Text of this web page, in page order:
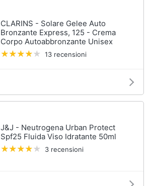
CLARINS - Solare Gelee Auto
Bronzante Express, 125 - Crema
Corpo Autoabbronzante Unisex
13 recensioni
J&J - Neutrogena Urban Protect
Spf25 Fluida Viso Idratante 50ml
3 recensioni